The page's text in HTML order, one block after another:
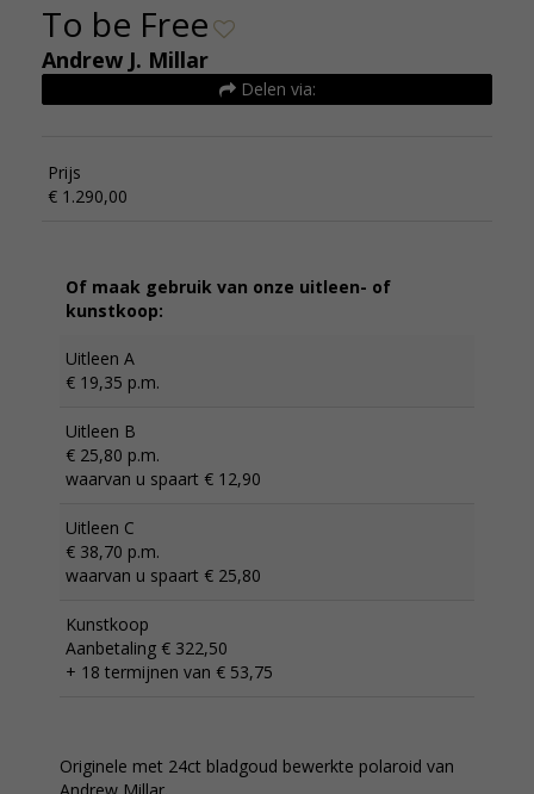
To be Free
Andrew J. Millar
Delen via:
Prijs
€ 1.290,00
Of maak gebruik van onze uitleen- of
kunstkoop:
Uitleen A
€ 19,35 p.m.
Uitleen B
€ 25,80 p.m.
waarvan u spaart € 12,90
Uitleen C
€ 38,70 p.m.
waarvan u spaart € 25,80
Kunstkoop
Aanbetaling € 322,50
+ 18 termijnen van € 53,75
Originele met 24ct bladgoud bewerkte polaroid van